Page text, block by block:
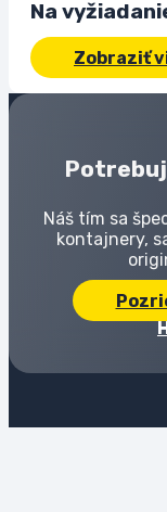
Na
Zobraziť
Náš tím sa
kontajnery,